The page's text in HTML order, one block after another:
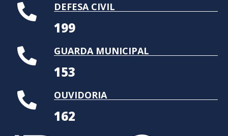
DEFESA CIVIL
199
GUARDA MUNICIPAL
153
OUVIDORIA
162